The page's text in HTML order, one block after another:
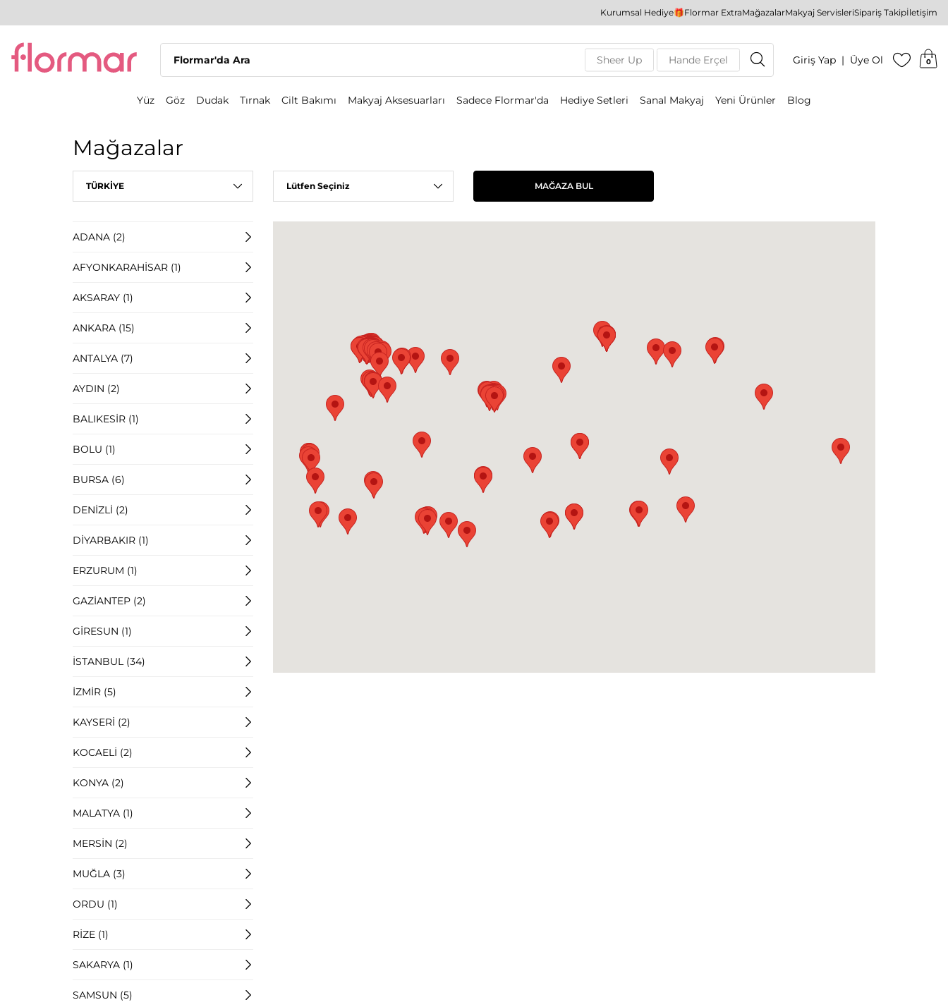
Kurumsal Hediye🎁Flormar ExtraMağazalarMakyaj ServisleriSipariş Takipİletişim
Sheer Up Hande Erçel Giriş Yap Üye Ol 0
Yüz Göz Dudak Tırnak Cilt Bakımı Makyaj Aksesuarları Sadece Flormar'da Hediye Setleri Sanal Makyaj Yeni Ürünler Blog
Mağazalar
TÜRKİYE Lütfen Seçiniz MAĞAZA BUL
ADANA (2)
AFYONKARAHİSAR (1)
AKSARAY (1)
ANKARA (15)
ANTALYA (7)
AYDIN (2)
BALIKESİR (1)
BOLU (1)
BURSA (6)
DENİZLİ (2)
DİYARBAKIR (1)
ERZURUM (1)
GAZİANTEP (2)
GİRESUN (1)
İSTANBUL (34)
İZMİR (5)
KAYSERİ (2)
KOCAELİ (2)
KONYA (2)
MALATYA (1)
MERSİN (2)
MUĞLA (3)
ORDU (1)
RİZE (1)
SAKARYA (1)
SAMSUN (5)